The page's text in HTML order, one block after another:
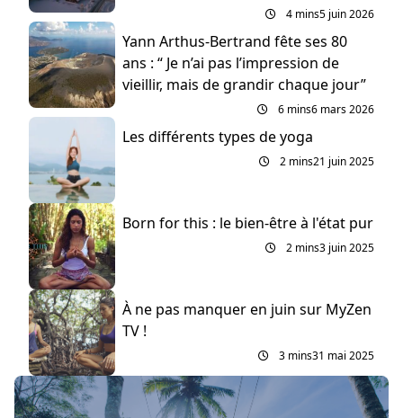
4 mins5 juin 2026
Yann Arthus-Bertrand fête ses 80
ans : “ Je n’ai pas l’impression de
vieillir, mais de grandir chaque jour”
6 mins6 mars 2026
Les différents types de yoga
2 mins21 juin 2025
Born for this : le bien-être à l'état pur
2 mins3 juin 2025
À ne pas manquer en juin sur MyZen
TV !
3 mins31 mai 2025